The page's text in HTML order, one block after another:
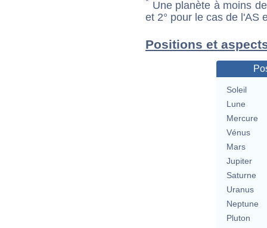
Une planète à moins
et 2° pour le cas de l'AS
Positions et
Soleil
Lune
Mercure
Vénus
Mars
Jupiter
Saturne
Uranus
Neptune
Pluton